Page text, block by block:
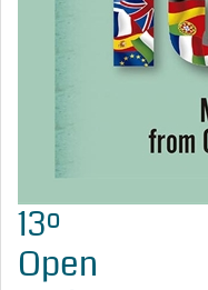
13º
Open